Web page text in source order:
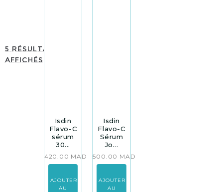
5 résultats
affichés
Isdin
Flavo-C
sérum
30...
420.00 MAD
AJOUTER
AU
Isdin
Flavo-C
Sérum
Jo...
500.00 MAD
AJOUTER
AU